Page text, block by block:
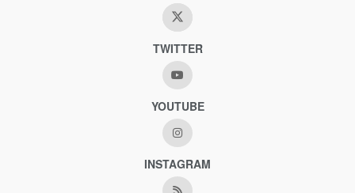
TWITTER
YOUTUBE
INSTAGRAM